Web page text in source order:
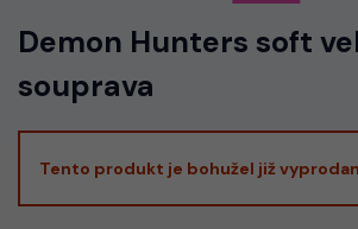
Demon Hunters soft
souprava
Tento produkt je bohužel již